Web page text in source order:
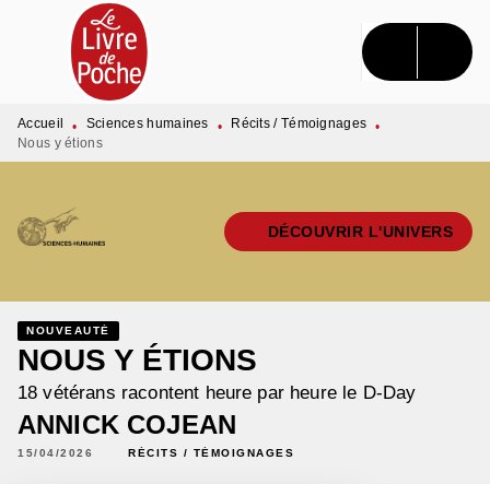
MENU RECHERCHE CONTENU
PIED DE PAGE
Accueil • Sciences humaines • Récits / Témoignages •
Nous y étions
DÉCOUVRIR L'UNIVERS
NOUVEAUTÉ
NOUS Y ÉTIONS
18 vétérans racontent heure par heure le D-Day
ANNICK COJEAN
15/04/2026 RÉCITS / TÉMOIGNAGES